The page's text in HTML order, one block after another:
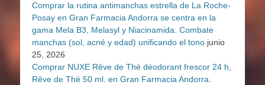
Comprar la rutina antimanchas estrella de La Roche-
Posay en Gran Farmacia Andorra se centra en la
gama Mela B3, Melasyl y Niacinamida. Combate
manchas (sol, acné y edad) unificando el tono junio
25, 2026
Comprar NUXE Rêve de Thé déodorant frescor 24 h,
Rêve de Thé 50 ml. en Gran Farmacia Andorra.